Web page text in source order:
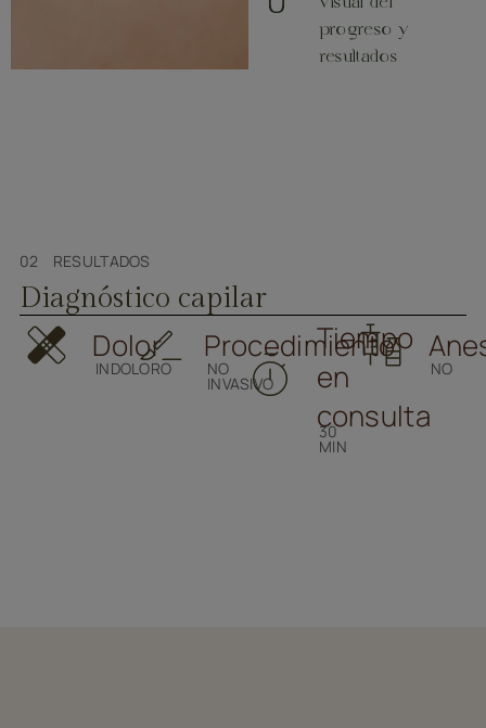
progreso y
resultados
02 RESULTADOS
Diagnóstico capilar
Dolor
INDOLORO
Procedimiento
NO
INVASIVO
Tiempo
en
consulta
30
MIN
NO